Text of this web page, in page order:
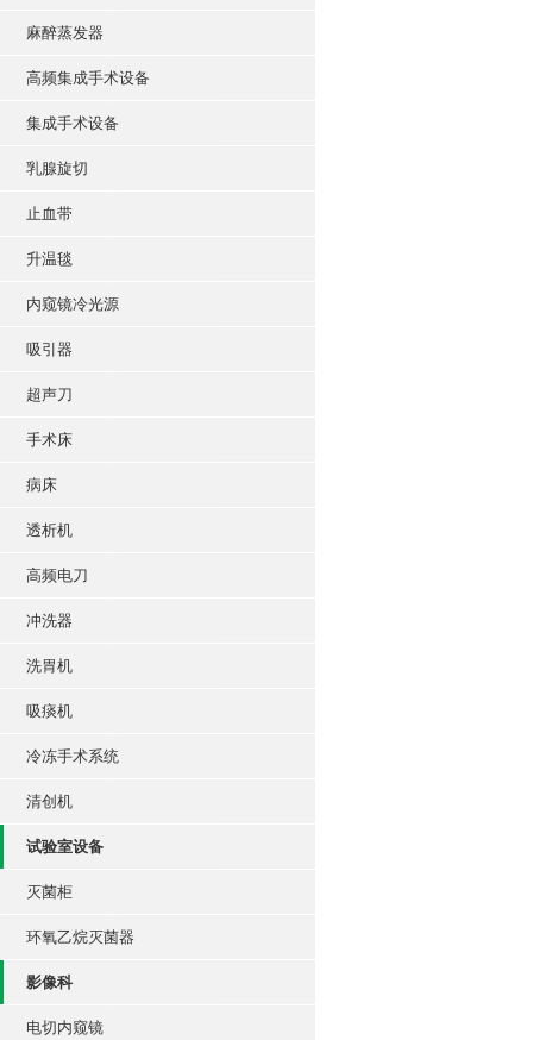
麻醉蒸发器
高频集成手术设备
集成手术设备
乳腺旋切
止血带
升温毯
内窥镜冷光源
吸引器
超声刀
手术床
病床
透析机
高频电刀
冲洗器
洗胃机
吸痰机
冷冻手术系统
清创机
试验室设备
灭菌柜
环氧乙烷灭菌器
影像科
电切内窥镜